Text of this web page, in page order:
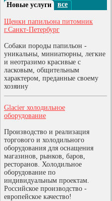
Новые услуги все
Щенки папильона питомник
г.Санкт-Петербург
Собаки породы папильон -
уникальны, миниатюрны, легкие
и неотразимо красивые с
ласковым, общительным
характером, преданные своему
хозяину
Glacier холодильное
оборудование
Производство и реализация
торгового и холодильного
оборудования для оснащения
магазинов, рынков, баров,
ресторанов. Холодильное
оборудование по
индивидуальным проектам.
Российское производство -
европейское качество!